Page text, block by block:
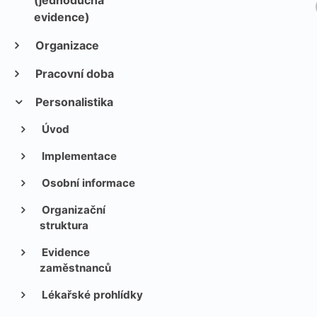
evidence)
Organizace
Pracovní doba
Personalistika
Úvod
Implementace
Osobní informace
Organizační
struktura
Evidence
zaměstnanců
Lékařské prohlídky